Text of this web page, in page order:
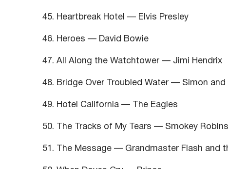
45. Heartbreak Hotel — Elvis Presley
46. Heroes — David Bowie
47. All Along the Watchtower — Jimi Hendrix
48. Bridge Over Troubled Water — Simon and
49. Hotel California — The Eagles
50. The Tracks of My Tears — Smokey
51. The Message — Grandmaster Flash and